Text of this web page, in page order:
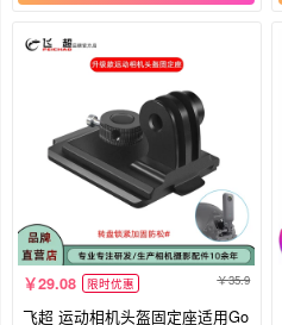
29.08 限时优惠 35.9
飞超 运动相机头盔固定座适用Go